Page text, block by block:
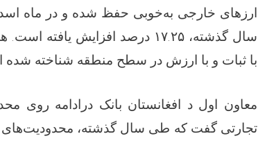
ارزهای خارجی به‌خوبی حفظ شده و در ماه
سال گذشته، ۱۷.۲۵ درصد افزایش یافته است.
با ثبات و با ارزش در سطح منطقه شناخته
معاون اول د افغانستان بانک درادامه روی
تجارتی گفت که طی سال گذشته، محدودیت‌های